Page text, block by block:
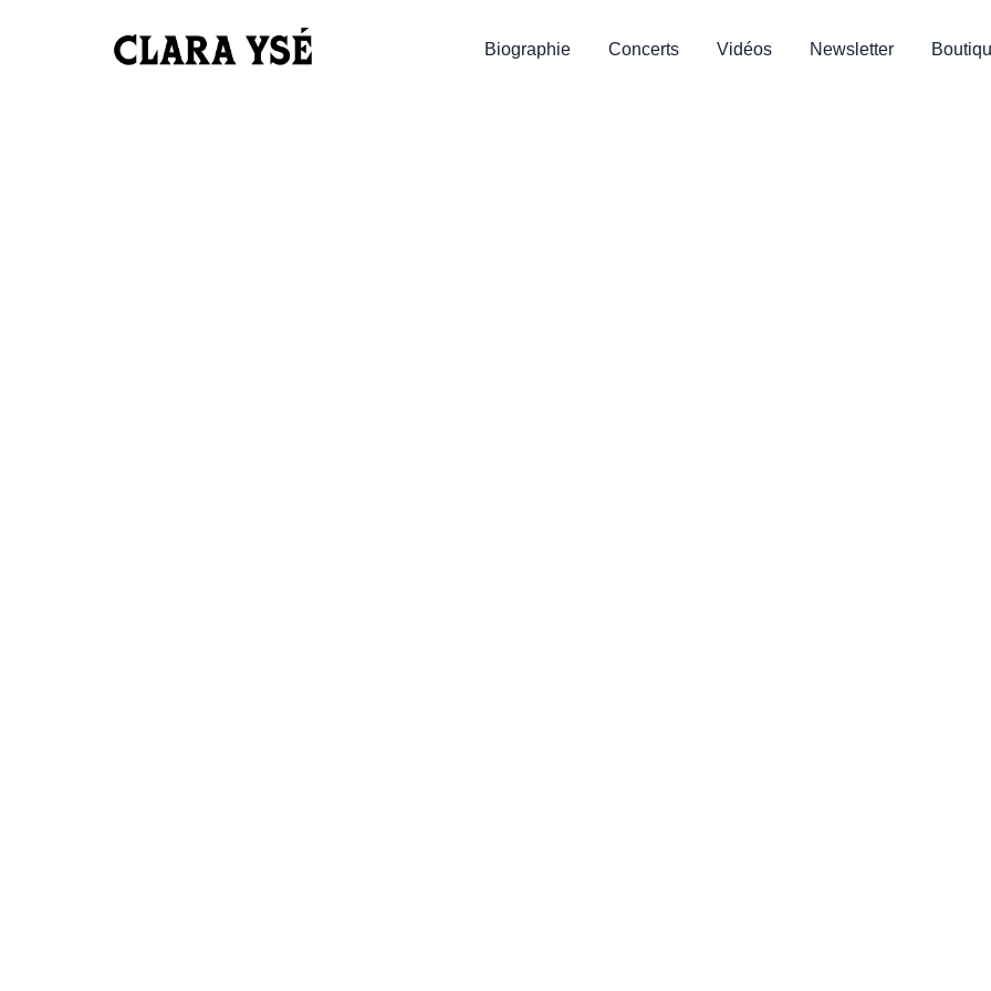
Biographie Concerts Vidéos Newsletter
10/02/2024 – CHOLET – THÉÂTRE SAINT-LOUIS